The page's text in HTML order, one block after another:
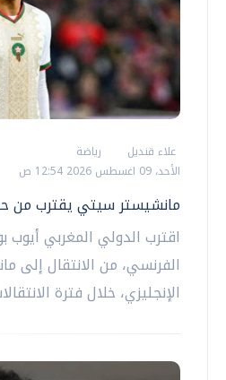
علاء قنديل
رياضة
الأحد، 09 اغسطس 2026 12:54 ص
مانشيستر سيتي يقترب
اقترب الدولي المغربي أيوب
الفرنسي، من الانتقال إلى
الإنجليزي، خلال فترة